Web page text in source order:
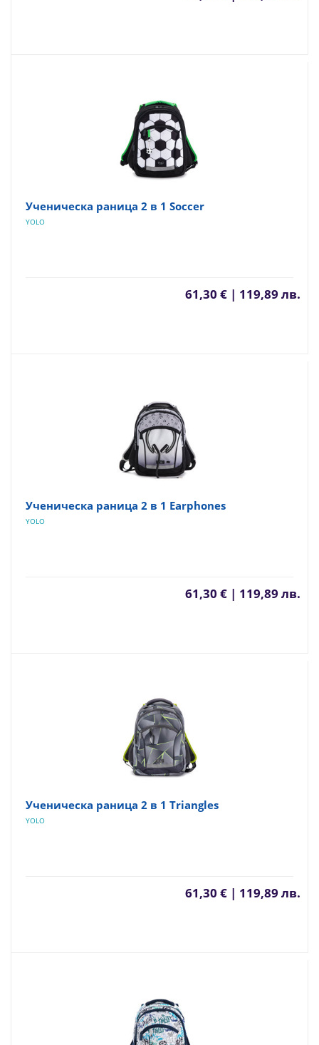
Ученическа раница 2 в 1 Soccer
YOLO
61,30 € | 119,89 лв.
Ученическа раница 2 в 1 Earphones
YOLO
61,30 € | 119,89 лв.
Ученическа раница 2 в 1 Triangles
YOLO
61,30 € | 119,89 лв.